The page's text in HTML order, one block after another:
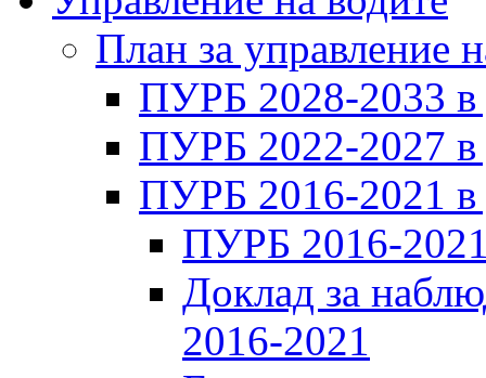
План за управление
ПУРБ 2028-2033 в
ПУРБ 2022-2027 в
ПУРБ 2016-2021 в
ПУРБ 2016-
Доклад за
2016-2021